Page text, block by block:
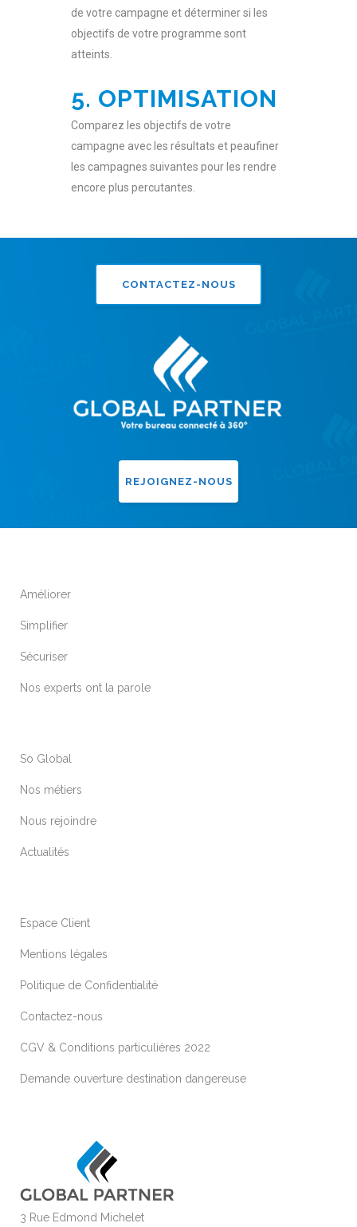
de votre campagne et déterminer si les
objectifs de votre programme sont
atteints.
5. OPTIMISATION
Comparez les objectifs de votre
campagne avec les résultats et peaufiner
les campagnes suivantes pour les rendre
encore plus percutantes.
CONTACTEZ-NOUS
REJOIGNEZ-NOUS
Améliorer
Simplifier
Sécuriser
Nos experts ont la parole
So Global
Nos métiers
Nous rejoindre
Actualités
Espace Client
Mentions légales
Politique de Confidentialité
Contactez-nous
CGV & Conditions particulières 2022
Demande ouverture destination dangereuse
3 Rue Edmond Michelet